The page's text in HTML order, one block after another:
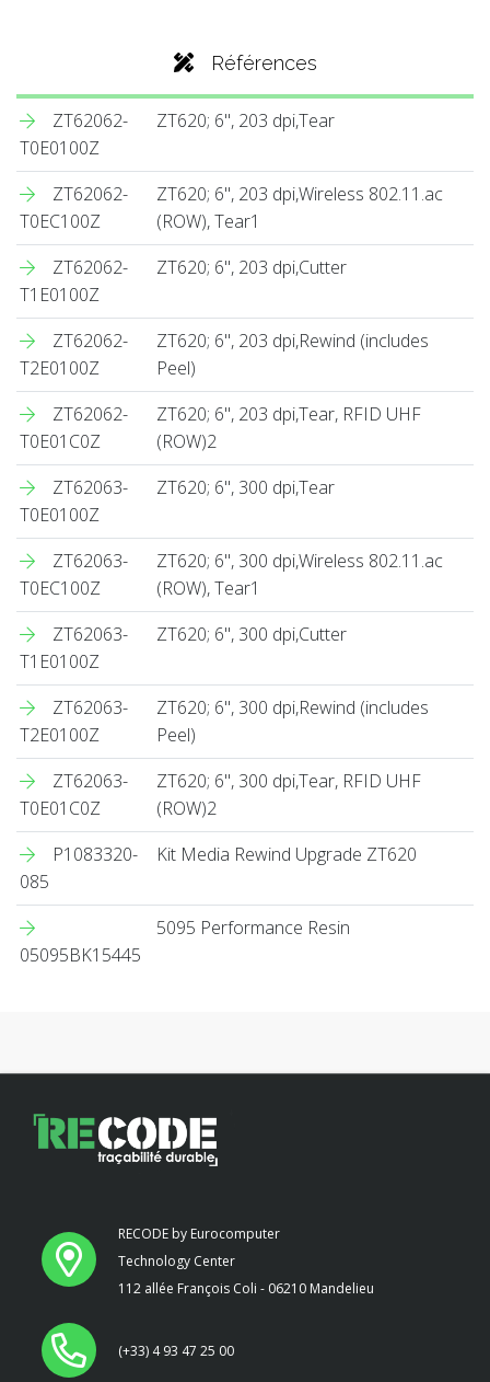
Références
ZT62062-
T0E0100Z
ZT620; 6", 203 dpi,Tear
ZT62062-
T0EC100Z
ZT620; 6", 203 dpi,Wireless 802.11.ac
(ROW), Tear1
ZT62062-
T1E0100Z
ZT620; 6", 203 dpi,Cutter
ZT62062-
T2E0100Z
ZT620; 6", 203 dpi,Rewind (includes
Peel)
ZT62062-
T0E01C0Z
ZT620; 6", 203 dpi,Tear, RFID UHF
(ROW)2
ZT62063-
T0E0100Z
ZT620; 6", 300 dpi,Tear
ZT62063-
T0EC100Z
ZT620; 6", 300 dpi,Wireless 802.11.ac
(ROW), Tear1
ZT62063-
T1E0100Z
ZT620; 6", 300 dpi,Cutter
ZT62063-
T2E0100Z
ZT620; 6", 300 dpi,Rewind (includes
Peel)
ZT62063-
T0E01C0Z
ZT620; 6", 300 dpi,Tear, RFID UHF
(ROW)2
P1083320-
085
Kit Media Rewind Upgrade ZT620
05095BK15445
5095 Performance Resin
RECODE by Eurocomputer
Technology Center
112 allée François Coli - 06210 Mandelieu
(+33) 4 93 47 25 00